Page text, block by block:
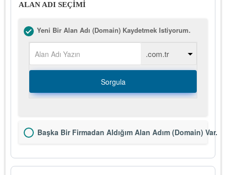
ALAN ADI SEÇİMİ
Yeni Bir Alan Adı (Domain) Kaydetmek Istiyorum.
Sorgula
Başka Bir Firmadan Aldığım Alan Adım (Domain) Var.